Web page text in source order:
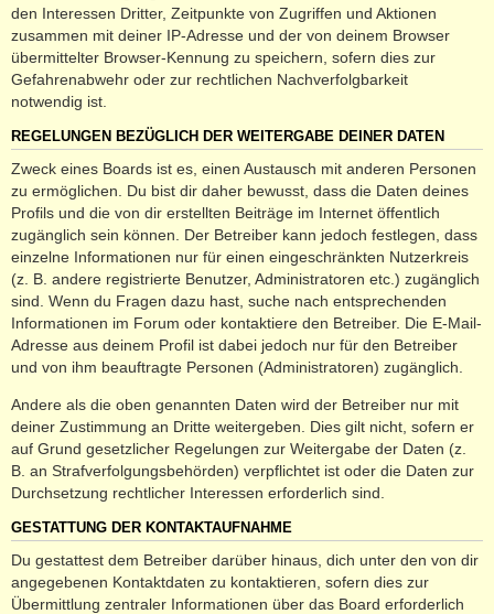
den Interessen Dritter, Zeitpunkte von Zugriffen und Aktionen
zusammen mit deiner IP-Adresse und der von deinem Browser
übermittelter Browser-Kennung zu speichern, sofern dies zur
Gefahrenabwehr oder zur rechtlichen Nachverfolgbarkeit
notwendig ist.
REGELUNGEN BEZÜGLICH DER WEITERGABE DEINER DATEN
Zweck eines Boards ist es, einen Austausch mit anderen Personen
zu ermöglichen. Du bist dir daher bewusst, dass die Daten deines
Profils und die von dir erstellten Beiträge im Internet öffentlich
zugänglich sein können. Der Betreiber kann jedoch festlegen, dass
einzelne Informationen nur für einen eingeschränkten Nutzerkreis
(z. B. andere registrierte Benutzer, Administratoren etc.) zugänglich
sind. Wenn du Fragen dazu hast, suche nach entsprechenden
Informationen im Forum oder kontaktiere den Betreiber. Die E-Mail-
Adresse aus deinem Profil ist dabei jedoch nur für den Betreiber
und von ihm beauftragte Personen (Administratoren) zugänglich.
Andere als die oben genannten Daten wird der Betreiber nur mit
deiner Zustimmung an Dritte weitergeben. Dies gilt nicht, sofern er
auf Grund gesetzlicher Regelungen zur Weitergabe der Daten (z.
B. an Strafverfolgungsbehörden) verpflichtet ist oder die Daten zur
Durchsetzung rechtlicher Interessen erforderlich sind.
GESTATTUNG DER KONTAKTAUFNAHME
Du gestattest dem Betreiber darüber hinaus, dich unter den von dir
angegebenen Kontaktdaten zu kontaktieren, sofern dies zur
Übermittlung zentraler Informationen über das Board erforderlich